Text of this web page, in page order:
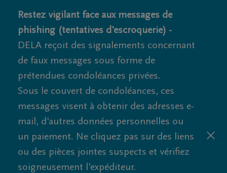
Restez vigilant face aux messages de
phishing (tentatives d'escroquerie) -
DELA reçoit des signalements concernant
de faux messages sous forme de
prétendues condoléances privées.
Sous le couvert de condoléances, ces
messages visent à obtenir des adresses e-
mail, d'autres données personnelles ou
un paiement. Ne cliquez pas sur des liens
ou des pièces jointes suspects et vérifiez
soigneusement l'expéditeur.